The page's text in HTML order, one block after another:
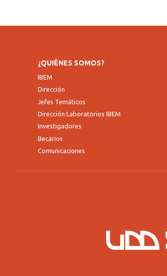
¿QUIÉNES SOMOS?
IBEM
Dirección
Jefes Temáticos
Dirección Laboratorios IBEM
Investigadores
Becarios
Comunicaciones